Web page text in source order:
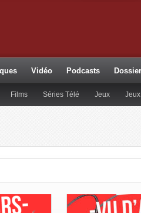
Vidéo Podcasts
Films Séries Télé Jeux